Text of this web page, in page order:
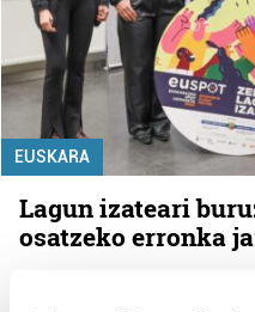
EUSKARA
Lagun izateari
osatzeko erronka